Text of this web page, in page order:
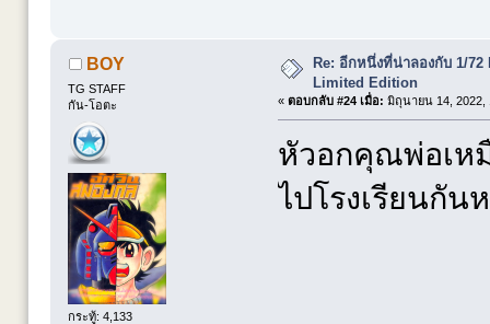
BOY
TG STAFF
กัน-โอตะ
กระทู้: 4,133
Re: อีกหนึ่งที่น่าลองกับ 1/72
Limited Edition
« ตอบกลับ #24 เมื่อ: มิถุนายน 14, 2022,
หัวอกคุณพ่อเห
ไปโรงเรียนกั